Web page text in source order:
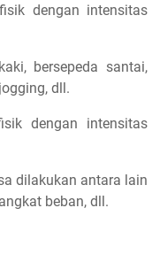
dengan intensitas
bersepeda santai,
dll.
dengan intensitas
dilakukan antara lain
beban, dll.